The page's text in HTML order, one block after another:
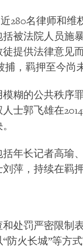
近280名律师和
被法院人员施
提供法律意见
捕，羁押至今尚
糊的公共秩序
士郭飞雄在
年长记者高瑜
萍，持续在羁
处罚严密限制
防火长城”等方